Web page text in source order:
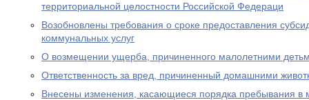
территориальной целостности Российской Федераци
Возобновлены требования о сроке предоставления
коммунальных услуг
О возмещении ущерба, причиненного малолетними
Ответственность за вред, причиненный домашними
Внесены изменения, касающиеся порядка пребывания в